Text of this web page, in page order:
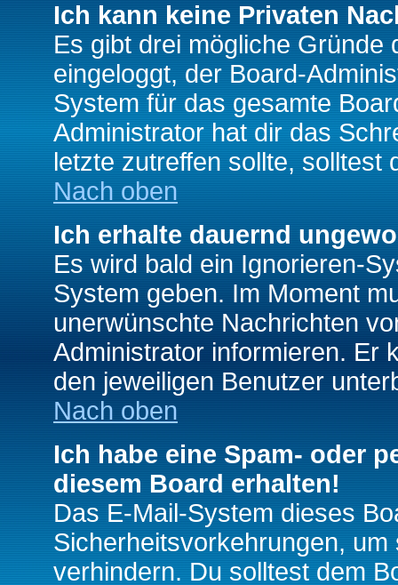
Ich kann keine Privaten
Es gibt drei mögliche Gründe
eingeloggt, der Board-
System für das gesamte
Administrator hat dir das
letzte zutreffen sollte, solltest
Nach oben
Ich erhalte dauernd
Es wird bald ein Ignorieren-
System geben. Im Moment
unerwünschte Nachrichten
Administrator informieren. Er
den jeweiligen Benutzer
Nach oben
Ich habe eine Spam- oder
diesem Board erhalten!
Das E-Mail-System dieses
Sicherheitsvorkehrungen,
verhindern. Du solltest dem